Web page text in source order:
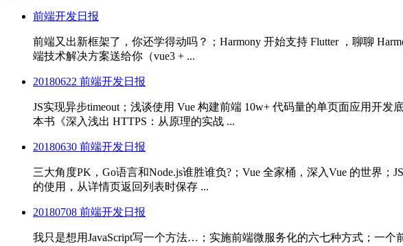
前端开发日报
前端又出新框架了，你还学得动吗？；Harmony 开始支持 Flutter ，聊聊
端技术解决方案送给你（vue3 + ...
20180622 前端开发日报
JS实现异步timeout；浅谈使用 Vue 构建前端 10w+ 代码量的单页面应用开
本书《深入浅出 HTTPS：从原理的实战 ...
20180630 前端开发日报
三大角度PK，Go语言和Node.js谁胜谁负?；Vue 全家桶，深入Vue 的世界
的使用，从详情页返回列表时保存 ...
20180708 前端开发日报
我只是想用JavaScript写一个方法…；实施前端微服务化的六七种方式；一